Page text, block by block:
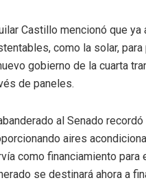
Castillo mencionó que
como la solar,
gobierno de la cuarta
de paneles.
al Senado
aires
como financiamiento
se destinará ahora a